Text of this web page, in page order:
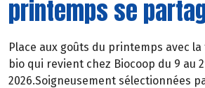
printemps se
Place aux goûts du printemps avec la
bio qui revient chez Biocoop du 9 au
2026.Soigneusement sélectionnées